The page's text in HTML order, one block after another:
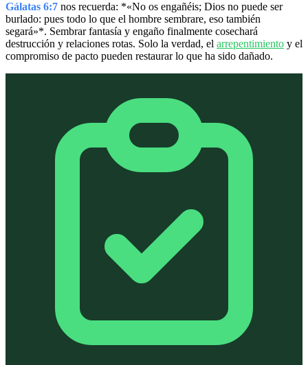
Gálatas 6:7 nos recuerda: *«No os engañéis; Dios no puede ser
burlado: pues todo lo que el hombre sembrare, eso también
segará»*. Sembrar fantasía y engaño finalmente cosechará
destrucción y relaciones rotas. Solo la verdad, el arrepentimiento y el
compromiso de pacto pueden restaurar lo que ha sido dañado.